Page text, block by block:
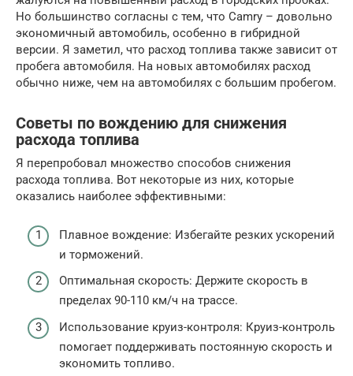
Но большинство согласны с тем, что Camry – довольно
экономичный автомобиль, особенно в гибридной
версии. Я заметил, что расход топлива также зависит от
пробега автомобиля. На новых автомобилях расход
обычно ниже, чем на автомобилях с большим пробегом.
Советы по вождению для снижения
расхода топлива
Я перепробовал множество способов снижения
расхода топлива. Вот некоторые из них, которые
оказались наиболее эффективными:
Плавное вождение: Избегайте резких ускорений
и торможений.
Оптимальная скорость: Держите скорость в
пределах 90-110 км/ч на трассе.
Использование круиз-контроля: Круиз-контроль
помогает поддерживать постоянную скорость и
экономить топливо.